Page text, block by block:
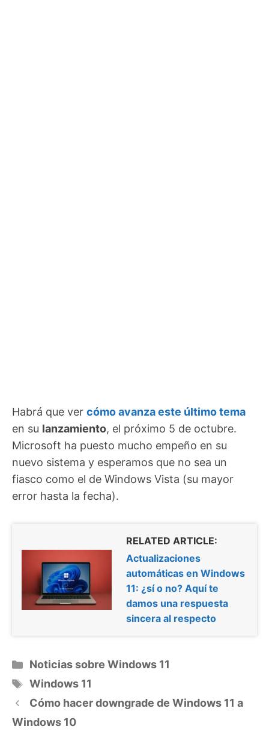
Habrá que ver cómo avanza este último tema
en su lanzamiento, el próximo 5 de octubre.
Microsoft ha puesto mucho empeño en su
nuevo sistema y esperamos que no sea un
fiasco como el de Windows Vista (su mayor
error hasta la fecha).
RELATED ARTICLE:
Actualizaciones
automáticas en Windows
11: ¿sí o no? Aquí te
damos una respuesta
sincera al respecto
Categorías
Noticias sobre Windows 11
Etiquetas
Windows 11
Cómo hacer downgrade de Windows 11 a
Windows 10